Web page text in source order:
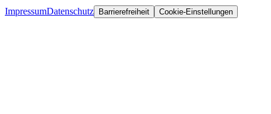
ImpressumDatenschutz Barrierefreiheit Cookie-Einstellungen